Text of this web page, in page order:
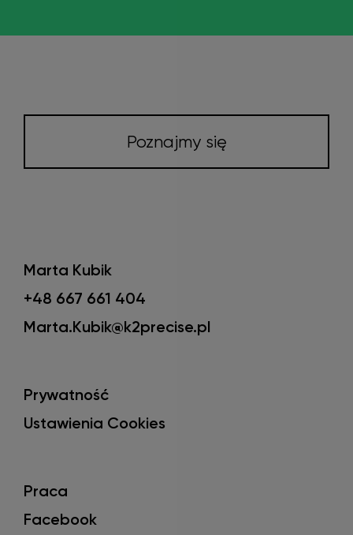
Poznajmy się
Marta Kubik
+48 667 661 404
Marta.Kubik@k2precise.pl
Prywatność
Ustawienia Cookies
Praca
Facebook